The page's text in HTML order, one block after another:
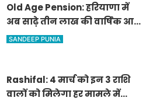
Old Age Pension: हरियाणा में
अब साढ़े तीन लाख की वार्षिक आय
वाले बुजुर्गों को भी मिलेगी बुढ़ापा
SANDEEP PUNIA
Rashifal: 4 मार्च को इन 3 राशि
वालों को मिलेगा हर मामले में